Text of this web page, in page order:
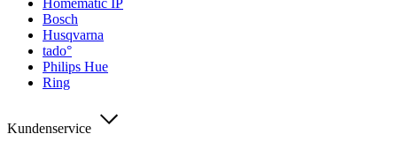
Homematic IP
Bosch
Husqvarna
tado°
Philips Hue
Ring
Kundenservice